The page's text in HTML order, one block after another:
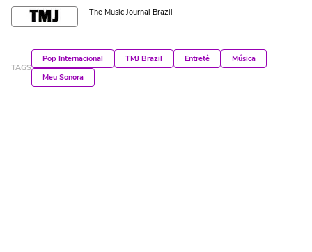
The Music Journal Brazil
TAGS
Pop Internacional TMJ Brazil Entretê
Música
Meu Sonora